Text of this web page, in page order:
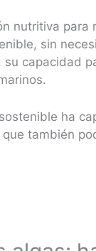
nutritiva
sin
capacidad
ha
también